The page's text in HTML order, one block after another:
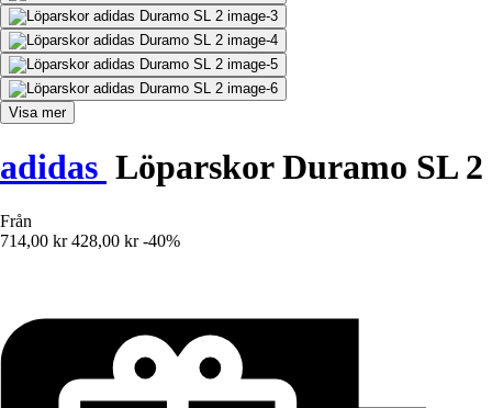
Visa mer
adidas Löparskor Duramo SL 2
Från
714,00 kr 428,00 kr -40%